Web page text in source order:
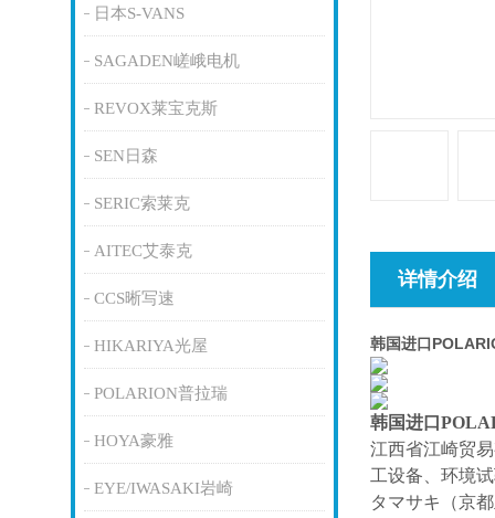
日本S-VANS
SAGADEN嵯峨电机
REVOX莱宝克斯
SEN日森
SERIC索莱克
AITEC艾泰克
CCS晰写速
HIKARIYA光屋
POLARION普拉瑞
HOYA豪雅
EYE/IWASAKI岩崎
详情介绍
韩国进口
韩国进口
江西省江崎贸
工设备、环境
タマサキ（京